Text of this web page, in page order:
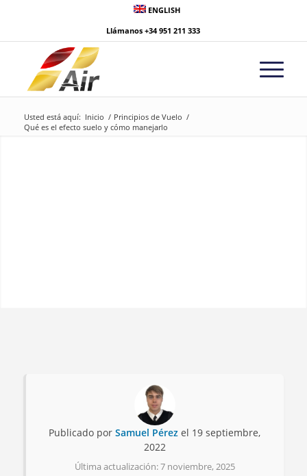
ENGLISH
Llámanos+34 951 211 333
Usted está aquí: Inicio / Principios de Vuelo /
Qué es el efecto suelo y cómo manejarlo
Publicado porSamuel Pérez el 19 septiembre,
2022
Última actualización: 7 noviembre, 2025